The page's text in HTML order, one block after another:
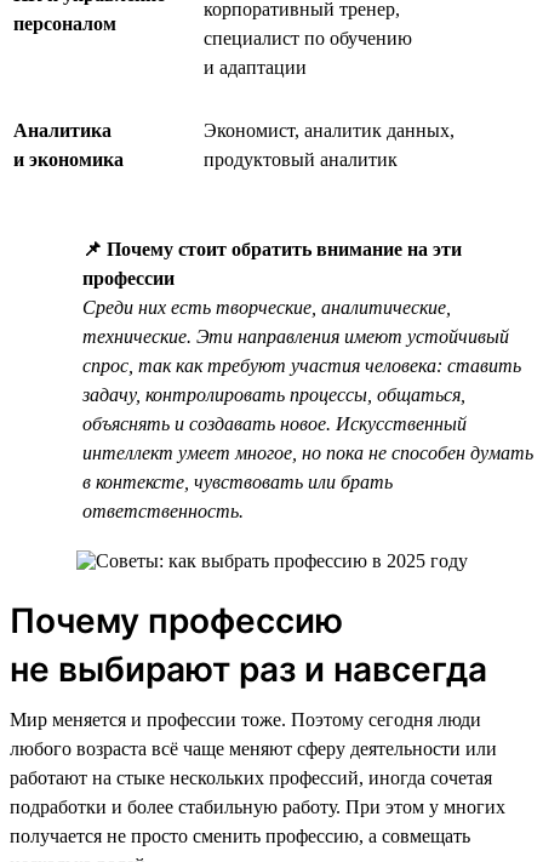
персоналом
корпоративный тренер,
специалист по обучению
и адаптации
Аналитика
и экономика
Экономист, аналитик данных,
продуктовый аналитик
📌 Почему стоит обратить внимание на эти
профессии
Среди них есть творческие, аналитические,
технические. Эти направления имеют устойчивый
спрос, так как требуют участия человека: ставить
задачу, контролировать процессы, общаться,
объяснять и создавать новое. Искусственный
интеллект умеет многое, но пока не способен думать
в контексте, чувствовать или брать
ответственность.
Почему профессию
не выбирают раз и навсегда
Мир меняется и профессии тоже. Поэтому сегодня люди
любого возраста всё чаще меняют сферу деятельности или
работают на стыке нескольких профессий, иногда сочетая
подработки и более стабильную работу. При этом у многих
получается не просто сменить профессию, а совмещать